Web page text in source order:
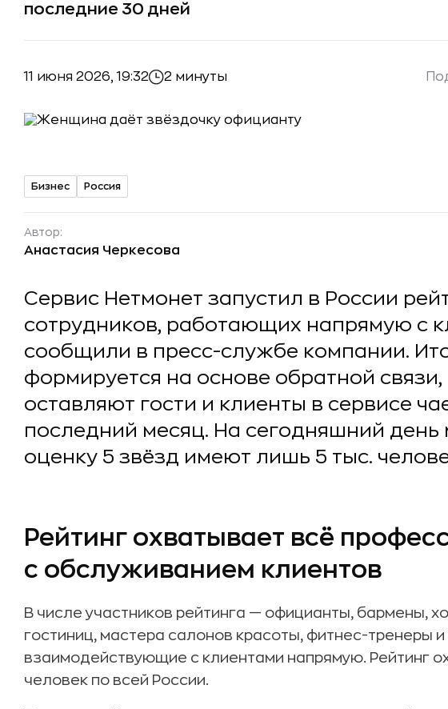
последние 30 дней
11 июня 2026, 19:32 2 минуты
Бизнес Россия
Автор:
Анастасия Черкесова
Сервис Нетмонет запустил в России
сотрудников, работающих напрямую с
сообщили в пресс-службе компании.
формируется на основе обратной
оставляют гости и клиенты в сервисе
последний месяц. На сегодняшний
оценку 5 звёзд имеют лишь 5 тыс.
Рейтинг охватывает всё
с обслуживанием клиентов
В числе участников рейтинга — официанты, бармены,
гостиниц, мастера салонов красоты, фитнес-тренеры
взаимодействующие с клиентами напрямую. Рейтинг
человек по всей России.